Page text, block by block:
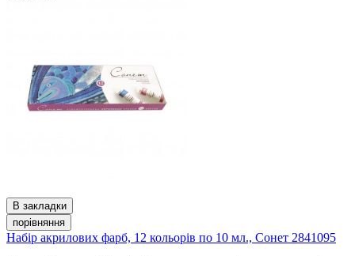
В закладки
порівняння
Набір акрилових фарб, 12 кольорів по 10 мл., Сонет 2841095